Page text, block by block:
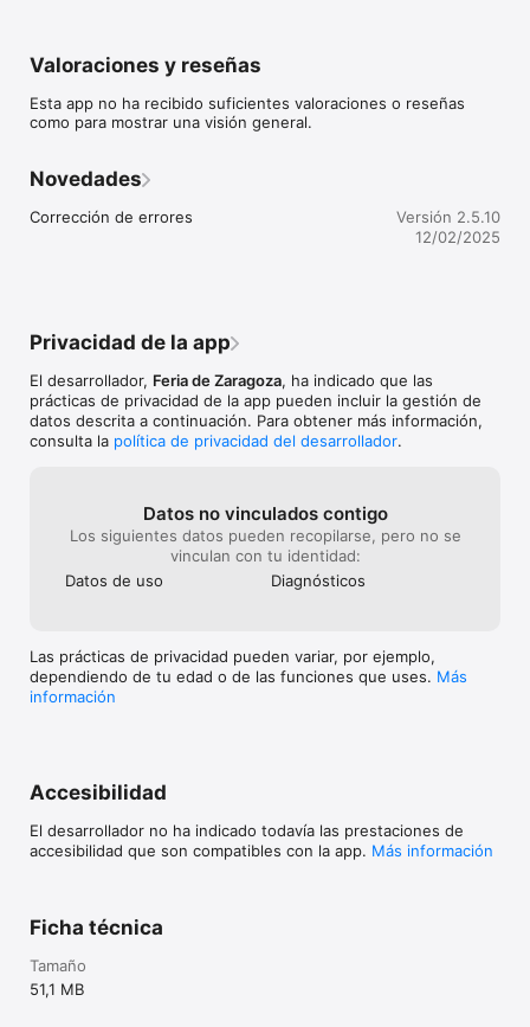
y productos.
Con esta aplicación podrás:
  - Comprar entradas, incluidos tickets de parking
  - Agendar citas con expositores
  - Recibir notificaciones push con información del certamen
Adicionalmente podrás acceder a la siguiente información del
  - Planos del recinto
  - Actividades que se realizan dentro del horario del certamen
  - Premios y concursos
  - Noticias
Más información en: https://www.feriazaragoza.es/figan-2021
Valoraciones y reseñas
Esta app no ha recibido suficientes valoraciones o reseñas
como para mostrar una visión general.
Novedades
Corrección de errores
Versión 2.5.10
12/02/2025
Privacidad de la app
El desarrollador, Feria de Zaragoza, ha indicado que las
prácticas de privacidad de la app pueden incluir la gestión de
datos descrita a continuación. Para obtener más información,
consulta la política de privacidad del desarrollador.
Datos no vinculados contigo
Los siguientes datos pueden recopilarse, pero no se
vinculan con tu identidad:
Datos de uso
Diagnósticos
Las prácticas de privacidad pueden variar, por ejemplo,
dependiendo de tu edad o de las funciones que uses. Más
información
Accesibilidad
El desarrollador no ha indicado todavía las prestaciones de
accesibilidad que son compatibles con la app. Más información
Ficha técnica
Tamaño
51,1 MB